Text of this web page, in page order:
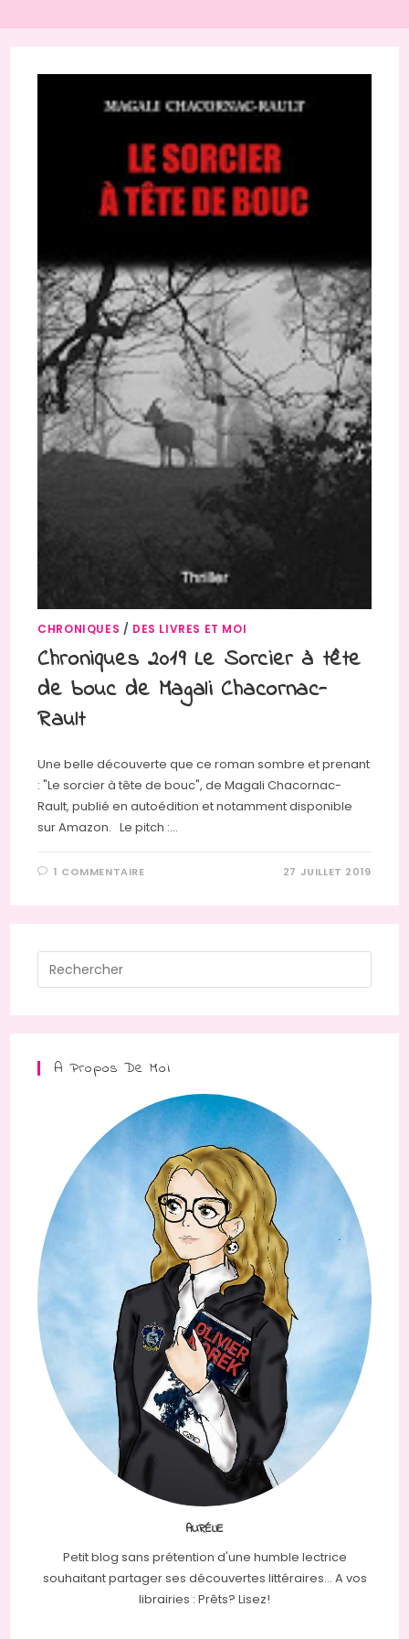
CHRONIQUES / DES LIVRES ET MOI
Chroniques 2019 Le Sorcier à tête
de bouc de Magali Chacornac-
Rault
Une belle découverte que ce roman sombre et prenant
: "Le sorcier à tête de bouc", de Magali Chacornac-
Rault, publié en autoédition et notamment disponible
sur Amazon. Le pitch :…
1 COMMENTAIRE 27 JUILLET 2019
A Propos De Moi
AURÉLIE
Petit blog sans prétention d'une humble lectrice
souhaitant partager ses découvertes littéraires... A vos
librairies : Prêts? Lisez!